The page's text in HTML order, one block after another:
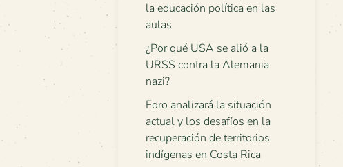
la educación política en las
aulas
¿Por qué USA se alió a la
URSS contra la Alemania
nazi?
Foro analizará la situación
actual y los desafíos en la
recuperación de territorios
indígenas en Costa Rica